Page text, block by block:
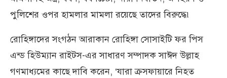
পুলিশের ওপর হামলার মামলা রয়েছে তাদের বিরুদ্ধে৷
রোহিঙ্গাদের সংগঠন আরাকান রোহিঙ্গা সোসাইটি ফর পিস
এন্ড হিউম্যান রাইটস-এর সাধারণ সম্পাদক সাঈদ উল্লাহ
গণমাধ্যমের কাছে দাবি করেন, ‘যারা ক্রসফায়ারে নিহত